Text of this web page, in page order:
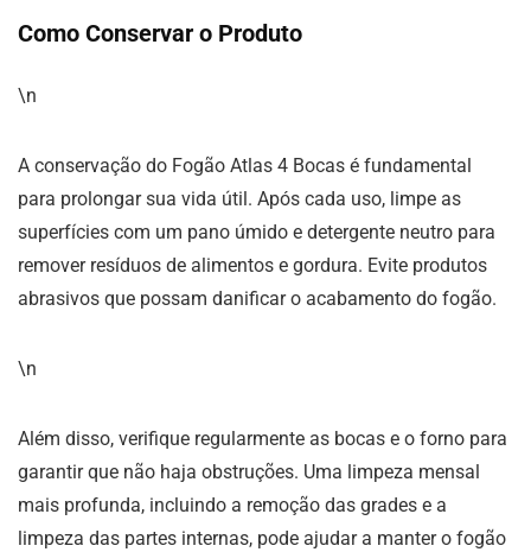
Como Conservar o Produto
\n
A conservação do Fogão Atlas 4 Bocas é fundamental
para prolongar sua vida útil. Após cada uso, limpe as
superfícies com um pano úmido e detergente neutro para
remover resíduos de alimentos e gordura. Evite produtos
abrasivos que possam danificar o acabamento do fogão.
\n
Além disso, verifique regularmente as bocas e o forno para
garantir que não haja obstruções. Uma limpeza mensal
mais profunda, incluindo a remoção das grades e a
limpeza das partes internas, pode ajudar a manter o fogão